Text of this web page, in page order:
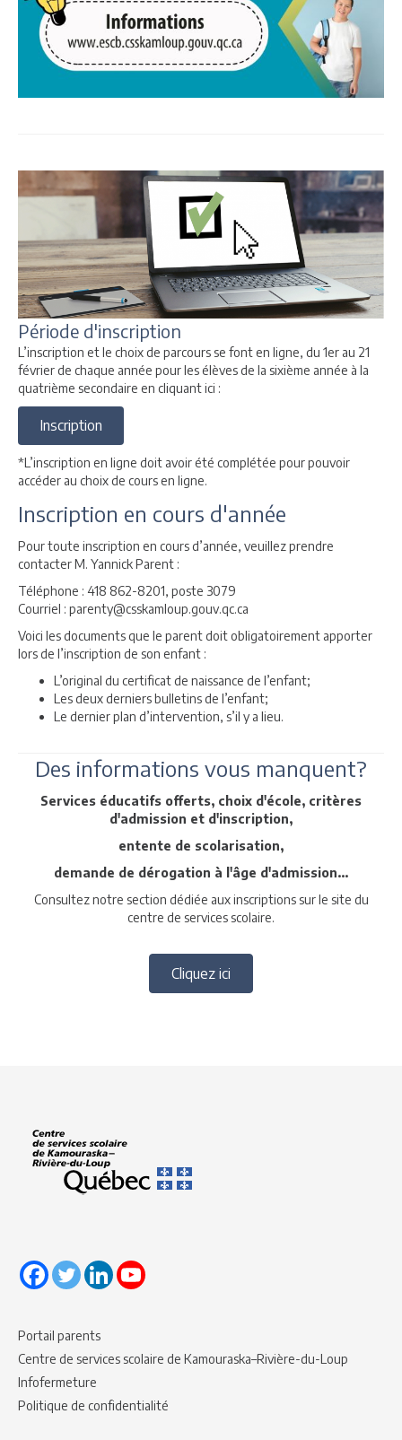
Période d'inscription
L’inscription et le choix de parcours se font en ligne, du 1er au 21
février de chaque année pour les élèves de la sixième année à la
quatrième secondaire en cliquant ici :
Inscription
*L’inscription en ligne doit avoir été complétée pour pouvoir
accéder au choix de cours en ligne.
Inscription en cours d'année
Pour toute inscription en cours d’année, veuillez prendre
contacter M. Yannick Parent :
Téléphone : 418 862-8201, poste 3079
Courriel : parenty@csskamloup.gouv.qc.ca
Voici les documents que le parent doit obligatoirement apporter
lors de l’inscription de son enfant :
L’original du certificat de naissance de l’enfant;
Les deux derniers bulletins de l’enfant;
Le dernier plan d’intervention, s’il y a lieu.
Des informations vous manquent?
Services éducatifs offerts, choix d'école, critères
d'admission et d'inscription,
entente de scolarisation,
demande de dérogation à l'âge d'admission...
Consultez notre section dédiée aux inscriptions sur le site du
centre de services scolaire.
Cliquez ici
Portail parents
Centre de services scolaire de Kamouraska–Rivière-du-Loup
Infofermeture
Politique de confidentialité